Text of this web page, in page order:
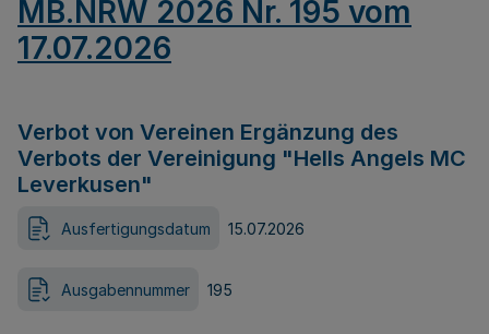
MB.NRW 2026 Nr. 195 vom
17.07.2026
Verbot von Vereinen Ergänzung des
Verbots der Vereinigung "Hells Angels MC
Leverkusen"
Ausfertigungsdatum 15.07.2026
Ausgabennummer 195